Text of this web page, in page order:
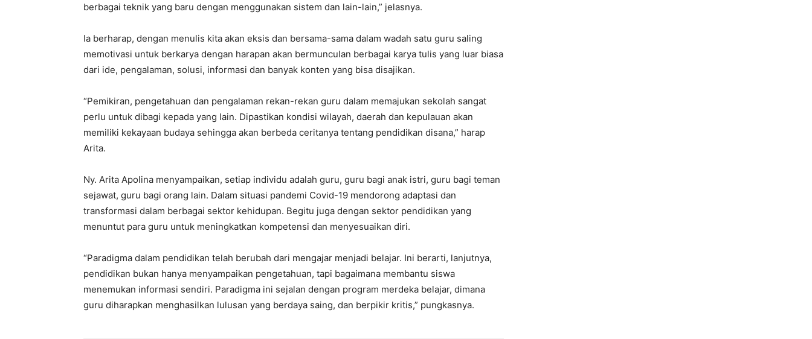
berbagai teknik yang baru dengan menggunakan sistem dan lain-lain,” jelasnya.
Ia berharap, dengan menulis kita akan eksis dan bersama-sama dalam wadah satu guru saling
memotivasi untuk berkarya dengan harapan akan bermunculan berbagai karya tulis yang luar biasa
dari ide, pengalaman, solusi, informasi dan banyak konten yang bisa disajikan.
“Pemikiran, pengetahuan dan pengalaman rekan-rekan guru dalam memajukan sekolah sangat
perlu untuk dibagi kepada yang lain. Dipastikan kondisi wilayah, daerah dan kepulauan akan
memiliki kekayaan budaya sehingga akan berbeda ceritanya tentang pendidikan disana,” harap
Arita.
Ny. Arita Apolina menyampaikan, setiap individu adalah guru, guru bagi anak istri, guru bagi teman
sejawat, guru bagi orang lain. Dalam situasi pandemi Covid-19 mendorong adaptasi dan
transformasi dalam berbagai sektor kehidupan. Begitu juga dengan sektor pendidikan yang
menuntut para guru untuk meningkatkan kompetensi dan menyesuaikan diri.
“Paradigma dalam pendidikan telah berubah dari mengajar menjadi belajar. Ini berarti, lanjutnya,
pendidikan bukan hanya menyampaikan pengetahuan, tapi bagaimana membantu siswa
menemukan informasi sendiri. Paradigma ini sejalan dengan program merdeka belajar, dimana
guru diharapkan menghasilkan lulusan yang berdaya saing, dan berpikir kritis,” pungkasnya.